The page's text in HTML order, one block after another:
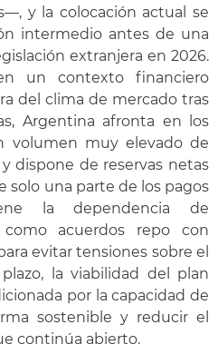
y la colocación actual se
intermedio antes de una
extranjera en 2026.
un contexto financiero
del clima de mercado tras
Argentina afronta en los
volumen muy elevado de
dispone de reservas netas
solo una parte de los pagos
la dependencia de
como acuerdos repo con
evitar tensiones sobre el
la viabilidad del plan
por la capacidad de
sostenible y reducir el
continúa abierto.